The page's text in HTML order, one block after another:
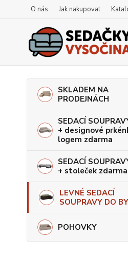
O nás Jak nakupovat
SKLADEM NA
PRODEJNÁCH
SEDACÍ
+ designové
logem zdarma
SEDACÍ
+ stoleček zdarma
LEVNÉ SEDACÍ
SOUPRAVY DO
POHOVKY